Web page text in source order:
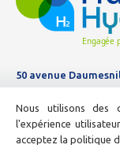
50 avenue
01 44 11 10 04
E-mail :
Nous utilisons des
l'expérience
acceptez la politique